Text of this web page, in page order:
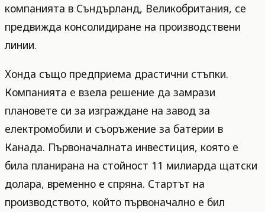
компанията в Съндърланд, Великобритания, се
предвижда консолидиране на производствени
линии.
Хонда също предприема драстични стъпки.
Компанията е взела решение да замрази
плановете си за изграждане на завод за
електромобили и съоръжение за батерии в
Канада. Първоначалната инвестиция, която е
била планирана на стойност 11 милиарда щатски
долара, временно е спряна. Стартът на
производството, който първоначално е бил